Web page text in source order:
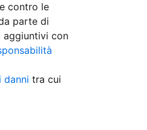
contro le
parte di
aggiuntivi con
danni tra cui